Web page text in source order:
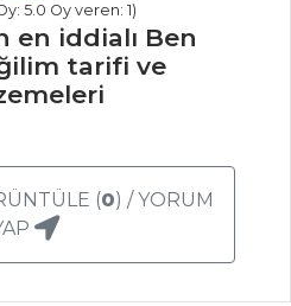
5.0 Oy veren: 1)
en iddialı Ben
tarifi ve
(0) / YORUM